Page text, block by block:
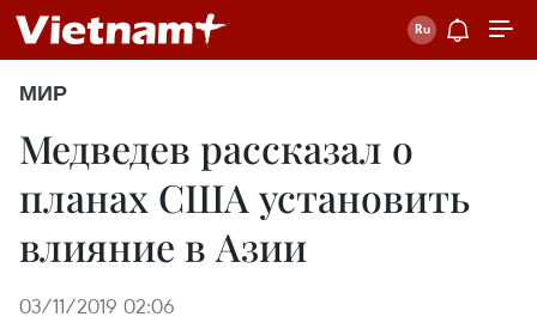
МИР
Медведев рассказал о
планах США установить
влияние в Азии
03/11/2019 02:06